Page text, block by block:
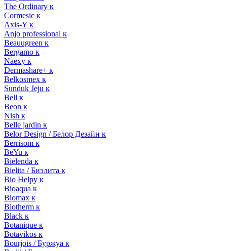
The Ordinary к
Cormesic к
Axis-Y к
Anjo professional к
Beauugreen к
Bergamo к
Naexy к
Dermashare+ к
Belkosmex к
Sunduk Jeju к
Bell к
Beon к
Nish к
Belle jardin к
Belor Design / Белор Дезайн к
Berrisom к
BeYu к
Bielenda к
Bielita / Биэлита к
Bio Helpy к
Bioaqua к
Biomax к
Biotherm к
Black к
Botanique к
Botavikos к
Bourjois / Буржуа к